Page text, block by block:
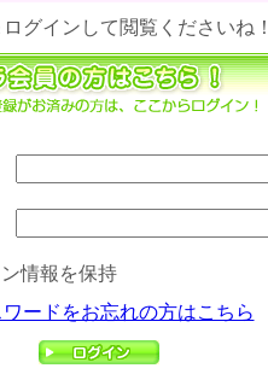
グインして閲覧くださいね！
情報を保持
ードをお忘れの方はこちら